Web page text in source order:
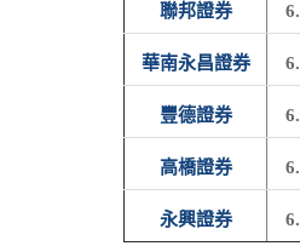
聯邦證券
華南永昌證券
豐德證券
高橋證券
永興證券